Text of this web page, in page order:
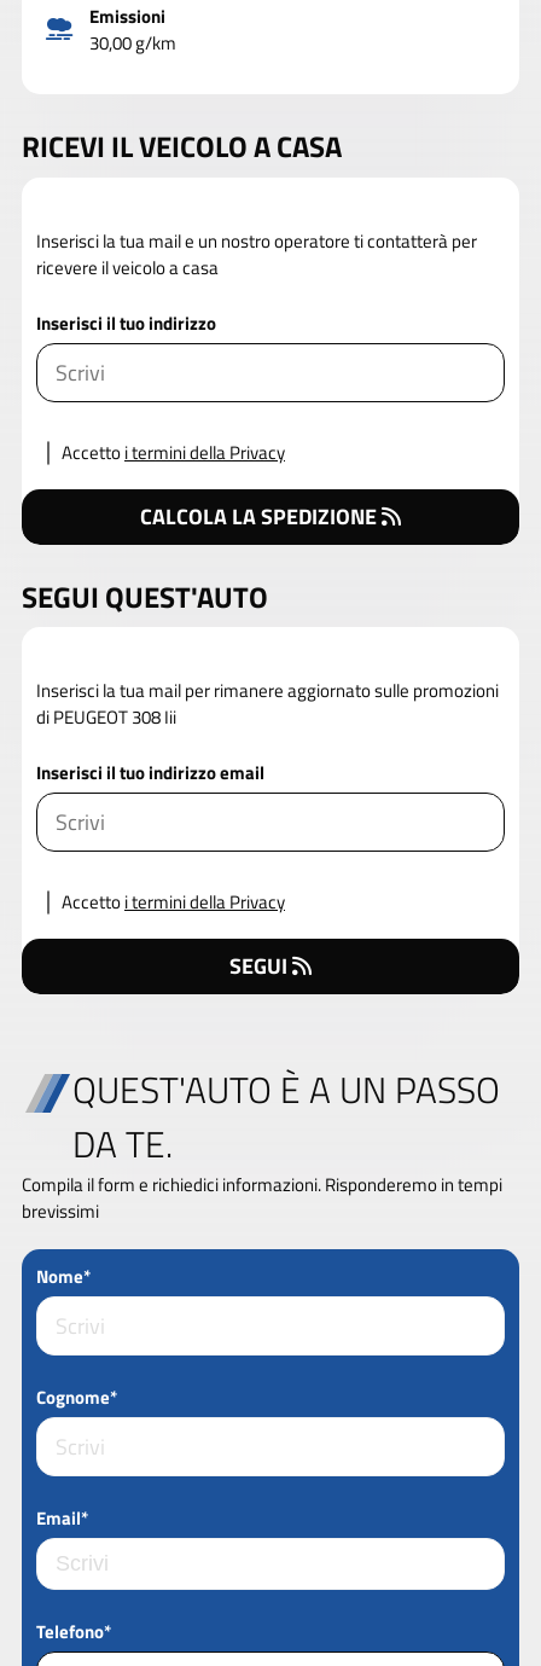
Emissioni
30,00 g/km
RICEVI IL VEICOLO A CASA
Inserisci la tua mail e un nostro operatore ti contatterà per
ricevere il veicolo a casa
Inserisci il tuo indirizzo
Accettoi termini della Privacy
CALCOLA LA SPEDIZIONE
SEGUI QUEST'AUTO
Inserisci la tua mail per rimanere aggiornato sulle promozioni
di PEUGEOT 308 Iii
Inserisci il tuo indirizzo email
Accettoi termini della Privacy
SEGUI
QUEST'AUTO È A UN PASSO
DA TE.
Compila il form e richiedici informazioni. Risponderemo in tempi
brevissimi
Nome*
Cognome*
Email*
Telefono*